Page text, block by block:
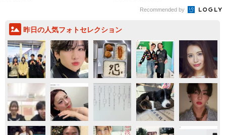
Recommended by
昨日の人気フォトセレクション